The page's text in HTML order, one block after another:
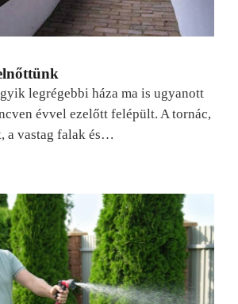
legrégebbi háza ma is ugyanott
évvel ezelőtt felépült. A tornác,
a vastag falak és…